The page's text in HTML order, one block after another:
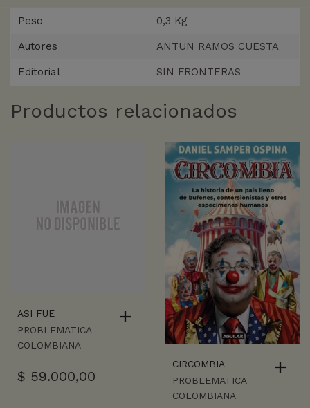
Peso 0,3 Kg
Autores ANTUN RAMOS CUESTA
Editorial SIN FRONTERAS
Productos relacionados
ASI FUE
PROBLEMATICA
COLOMBIANA
$ 59.000,00
CIRCOMBIA
PROBLEMATICA
COLOMBIANA